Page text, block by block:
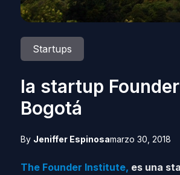
Startups
la startup
Bogotá
By Jeniffer Espinosamarzo 30, 2018
The Founder Institute, es una